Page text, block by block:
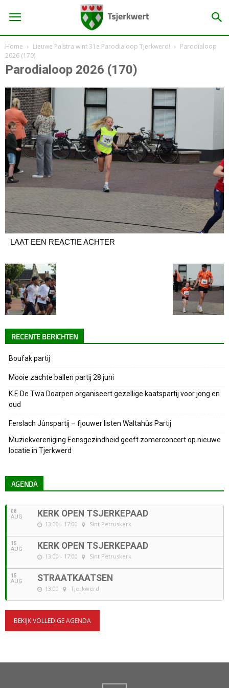
Home Lieuwe Palstra wint 31e Parodialoop Tjerkwerd!
Parodialoop
2026 (170)
Parodialoop 2026 (170)
LAAT EEN REACTIE ACHTER
RECENTE BERICHTEN
Boufak partij
Mooie zachte ballen partij 28 juni
K.F. De Twa Doarpen organiseert gezellige kaatspartij voor jong en
oud
Ferslach Jûnspartij – fjouwer listen Waltahûs Partij
Muziekvereniging Eensgezindheid geeft zomerconcert op nieuwe
locatie in Tjerkwerd
AGENDA
08
AUG KERK OPEN TSJERKEPAAD
13:00 - 17:00 Sint Petruskerk
15
AUG KERK OPEN TSJERKEPAAD
13:00 - 17:00 Sint Petruskerk
15
AUG STRAATKAATSEN
13:00 Tjerkwerd
BEKIJK VOLLEDIGE AGENDA